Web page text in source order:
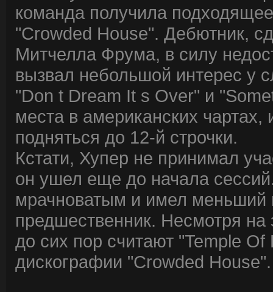
команда получила
"Crowded House". Дебютник,
Митчелла Фрума, в силу
вызвал небольшой интерес у
"Don t Dream It s Over" и
места в американских
подняться до 12-й строчки.
Кстати, Хупер не принимал
он ушел еще до начала
мрачноватым и имел меньший
предшественник. Несмотря на
до сих пор считают "Temple
дискографии "Crowded House".